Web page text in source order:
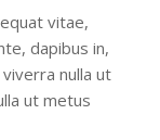
vitae,
dapibus in,
nulla ut
ut metus